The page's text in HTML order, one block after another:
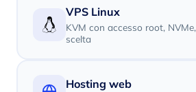
VPS Linux
KVM con accesso root,
scelta
Hosting web